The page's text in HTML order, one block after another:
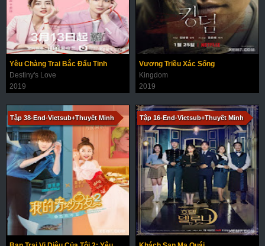
Yêu Chàng Trai Bắc Đẩu Tinh
Destiny's Love
2019
Vương Triều Xác Sống
Kingdom
2019
Tập 38-End-Vietsub+Thuyết Minh Tập 16-End-Vietsub+Thuyết Minh